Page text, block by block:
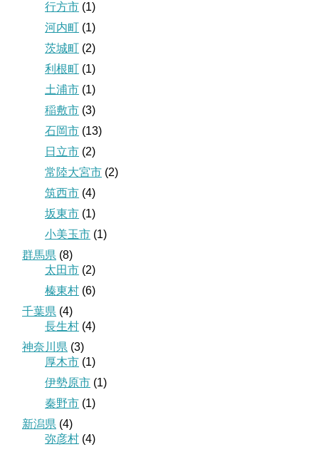
行方市 (1)
河内町 (1)
茨城町 (2)
利根町 (1)
土浦市 (1)
稲敷市 (3)
石岡市 (13)
日立市 (2)
常陸大宮市 (2)
筑西市 (4)
坂東市 (1)
小美玉市 (1)
群馬県 (8)
太田市 (2)
榛東村 (6)
千葉県 (4)
長生村 (4)
神奈川県 (3)
厚木市 (1)
伊勢原市 (1)
秦野市 (1)
新潟県 (4)
弥彦村 (4)